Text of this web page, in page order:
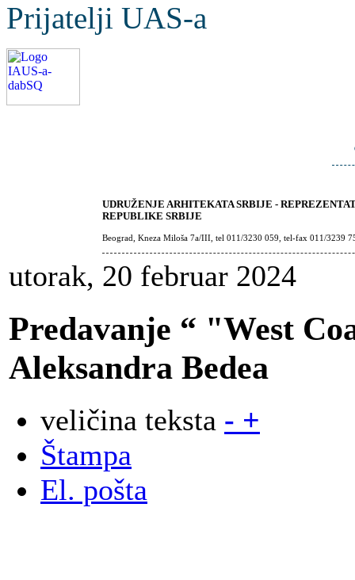
Prijatelji UAS-a
UDRUŽENJE ARHITEKATA SRBIJE -
REPUBLIKE SRBIJE
Beograd, Kneza Miloša 7a/III, tel 011/3230 059, tel-fax 011/3239
utorak, 20 februar 2024
Predavanje “ "West
Aleksandra Bedea
veličina teksta - +
Štampa
El. pošta